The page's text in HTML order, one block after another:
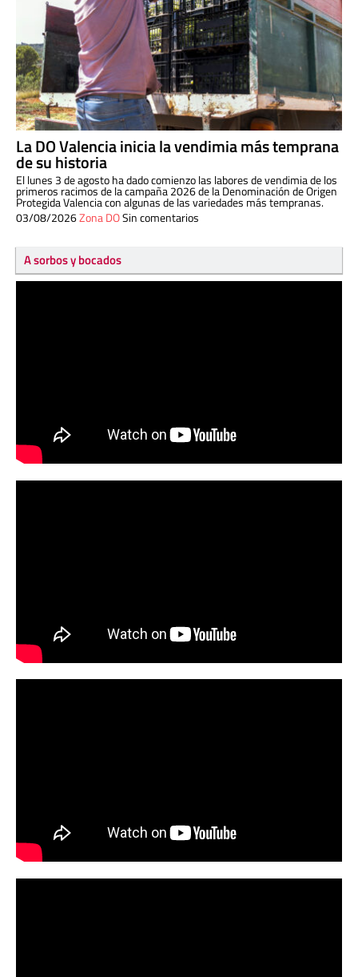
La DO Valencia inicia la vendimia más temprana
de su historia
El lunes 3 de agosto ha dado comienzo las labores de vendimia de los
primeros racimos de la campaña 2026 de la Denominación de Origen
Protegida Valencia con algunas de las variedades más tempranas.
03/08/2026Zona DOSin comentarios
A sorbos y bocados